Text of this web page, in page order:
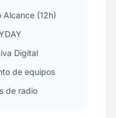
(12h)
Digital
de equipos
de radio